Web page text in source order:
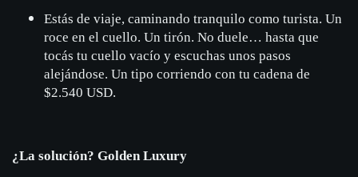
Estás de viaje, caminando tranquilo como turista. Un
roce en el cuello. Un tirón. No duele… hasta que
tocás tu cuello vacío y escuchas unos pasos
alejándose. Un tipo corriendo con tu cadena de
$2.540 USD.
¿La solución? Golden Luxury